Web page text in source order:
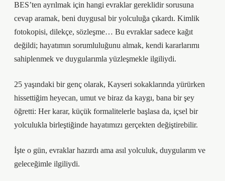
BES’ten ayrılmak için hangi evraklar gereklidir sorusuna
cevap aramak, beni duygusal bir yolculuğa çıkardı. Kimlik
fotokopisi, dilekçe, sözleşme… Bu evraklar sadece kağıt
değildi; hayatımın sorumluluğunu almak, kendi kararlarımı
sahiplenmek ve duygularımla yüzleşmekle ilgiliydi.
25 yaşındaki bir genç olarak, Kayseri sokaklarında yürürken
hissettiğim heyecan, umut ve biraz da kaygı, bana bir şey
öğretti: Her karar, küçük formalitelerle başlasa da, içsel bir
yolculukla birleştiğinde hayatımızı gerçekten değiştirebilir.
İşte o gün, evraklar hazırdı ama asıl yolculuk, duygularım ve
geleceğimle ilgiliydi.